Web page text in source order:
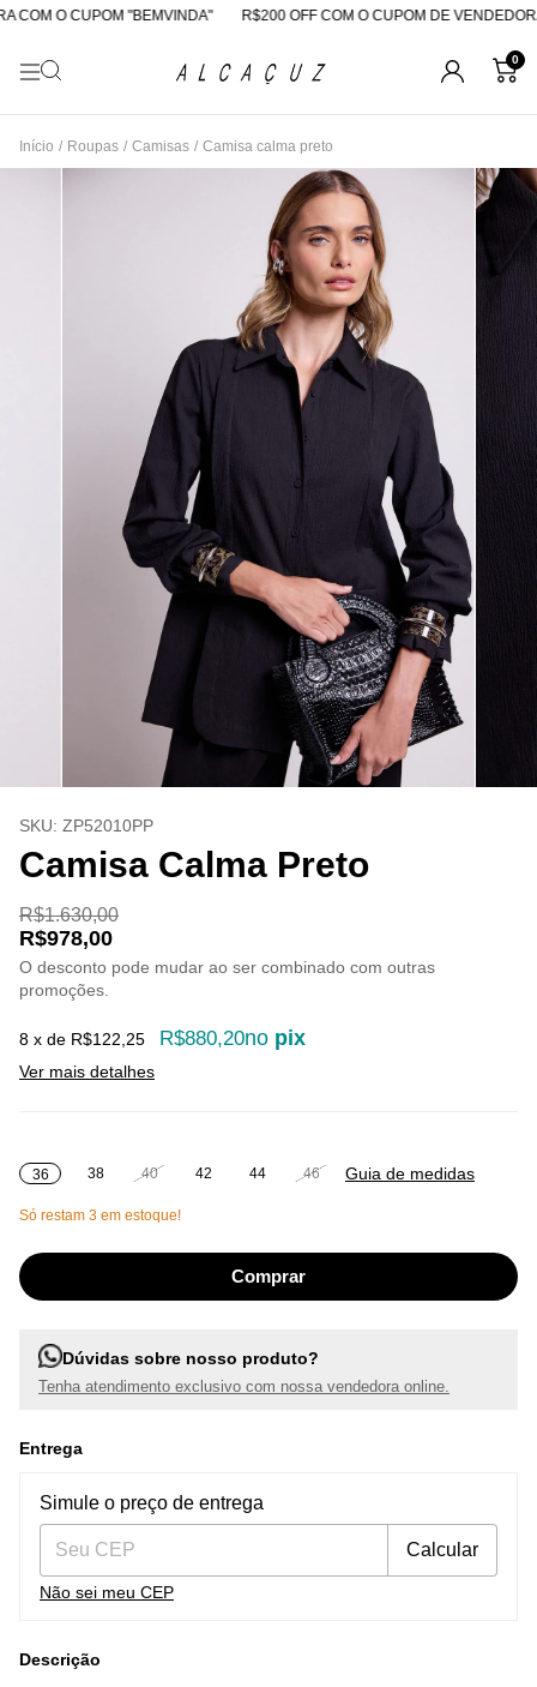
O CUPOM "BEMVINDA" R$200 OFF COM O CUPOM DE VENDEDORA
0
Início / Roupas / Camisas / Camisa calma preto
SKU: ZP52010PP
Camisa Calma Preto
R$1.630,00
R$978,00
O desconto pode mudar ao ser combinado com outras
promoções.
8 x de R$122,25 R$880,20no pix
Ver mais detalhes
36 38 40 42 44 46 Guia de medidas
Só restam 3 em estoque!
Dúvidas sobre nosso produto?
Tenha atendimento exclusivo com nossa vendedora online.
Entrega
Entregas para o CEP:
Simule o preço de entrega
Calcular
Não sei meu CEP
Descrição